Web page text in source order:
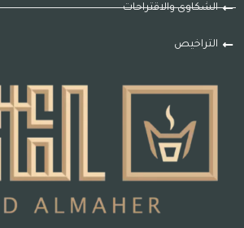
الشكاوى والاقتراحات
التراخيص